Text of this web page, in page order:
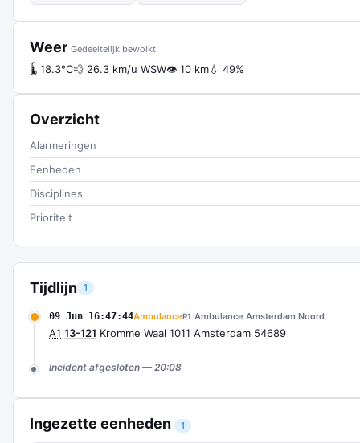
Tijdlijn 1
09 Jun 16:47:44AmbulanceP1 Ambulance Amsterdam Noord
A1 13-121 Kromme Waal 1011 Amsterdam 54689
Incident afgesloten — 20:08
Ingezette eenheden 1
Weer Gedeeltelijk bewolkt
🌡 18.3°C💨 26.3 km/u WSW👁 10 km💧 49%
Overzicht
Alarmeringen
Eenheden
Disciplines
Prioriteit